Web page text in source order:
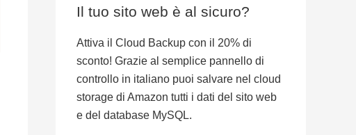
Il tuo sito web è al sicuro?
Attiva il Cloud Backup con il 20% di
sconto! Grazie al semplice pannello di
controllo in italiano puoi salvare nel cloud
storage di Amazon tutti i dati del sito web
e del database MySQL.